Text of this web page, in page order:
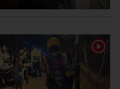
1